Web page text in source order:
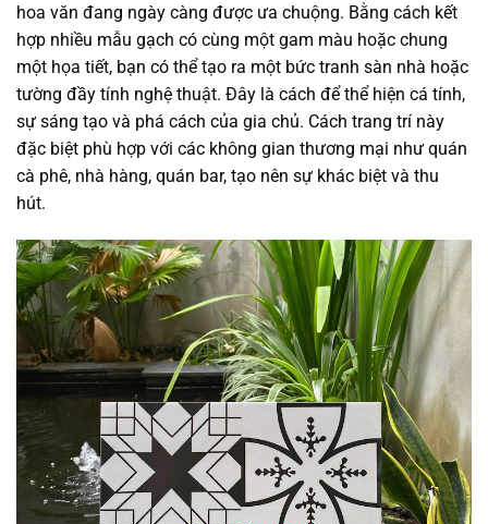
hoa văn đang ngày càng được ưa chuộng. Bằng cách kết
hợp nhiều mẫu gạch có cùng một gam màu hoặc chung
một họa tiết, bạn có thể tạo ra một bức tranh sàn nhà hoặc
tường đầy tính nghệ thuật. Đây là cách để thể hiện cá tính,
sự sáng tạo và phá cách của gia chủ. Cách trang trí này
đặc biệt phù hợp với các không gian thương mại như quán
cà phê, nhà hàng, quán bar, tạo nên sự khác biệt và thu
hút.